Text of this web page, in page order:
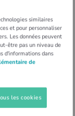
douleurs
se faire
en médecine
SEMS et en
similaires
et pour personnaliser
Les données peuvent
être pas un niveau de
d'informations dans
de
les cookies